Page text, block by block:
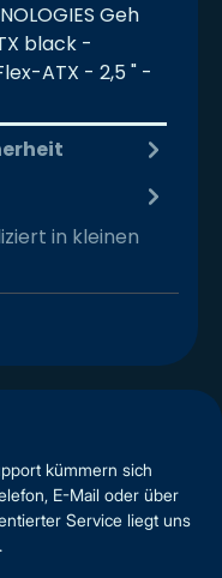
Geh
black -
ATX - 2,5 " -
in kleinen
kümmern sich
E-Mail oder über
Service liegt uns